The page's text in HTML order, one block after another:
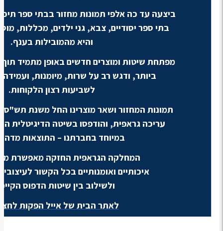
ביצעה עד כה אלפי תמונות מחזור בבתי ספר
בתי ספר יסודיים, צבא, גני ילדים, מכללות,
והיא מהמובילות בענף.
מפתחת שיטות ומוצרים חדשים באופן מתמיד
ביותר, ודגש רב על שרות, מיומנות, ועמידה
לשביעות רצון הלקוחות.
תמונות המחזור ושאר מוצרינו החל משנת תש"ס
עריכה גראפית, והודפסו בשיטה הדיגיטלית
במיוחד בחברתנו – התוצאות
המחלקה הגראפית החזקה מאפשרת
איכותיים ואומנותיים בכל הקשור
ולשילוב בין שיטות הדפוס
לאתר הבית של אייל הפקות